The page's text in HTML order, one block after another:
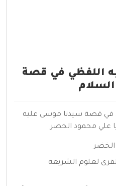
اللفظي في قصة
في قصة سيدنا موسى عليه
علي محمود الخضر
الخضر
لعلوم الشريعة